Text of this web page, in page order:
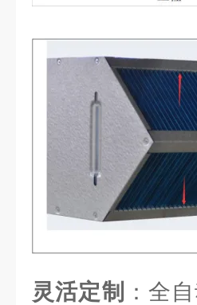
灵活定制
：全